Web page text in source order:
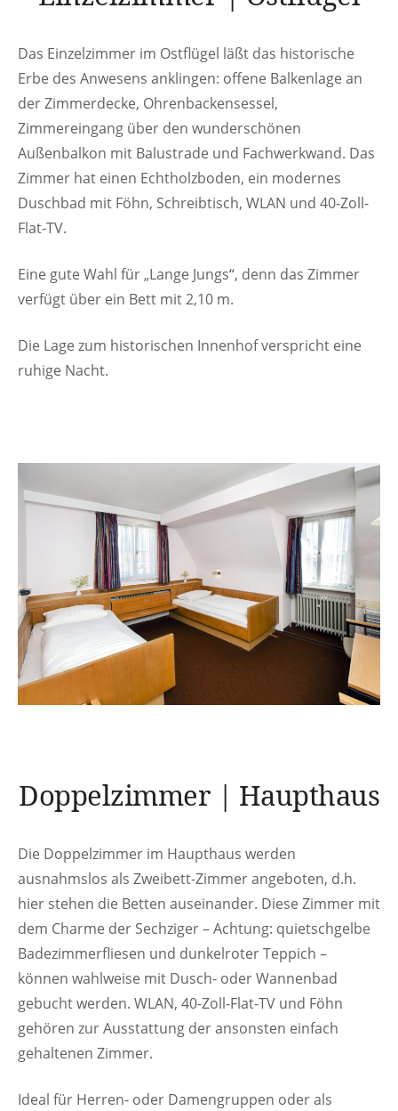
Das Einzelzimmer im Ostflügel läßt das historische
Erbe des Anwesens anklingen: offene Balkenlage an
der Zimmerdecke, Ohrenbackensessel,
Zimmereingang über den wunderschönen
Außenbalkon mit Balustrade und Fachwerkwand. Das
Zimmer hat einen Echtholzboden, ein modernes
Duschbad mit Föhn, Schreibtisch, WLAN und 40-Zoll-
Flat-TV.
Eine gute Wahl für „Lange Jungs“, denn das Zimmer
verfügt über ein Bett mit 2,10 m.
Die Lage zum historischen Innenhof verspricht eine
ruhige Nacht.
Doppelzimmer | Haupthaus
Die Doppelzimmer im Haupthaus werden
ausnahmslos als Zweibett-Zimmer angeboten, d.h.
hier stehen die Betten auseinander. Diese Zimmer mit
dem Charme der Sechziger – Achtung: quietschgelbe
Badezimmerfliesen und dunkelroter Teppich –
können wahlweise mit Dusch- oder Wannenbad
gebucht werden. WLAN, 40-Zoll-Flat-TV und Föhn
gehören zur Ausstattung der ansonsten einfach
gehaltenen Zimmer.
Ideal für Herren- oder Damengruppen oder als